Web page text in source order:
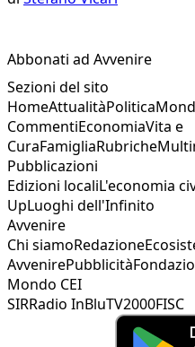
Abbonati ad Avvenire
Sezioni del sito
HomeAttualitàPolitica
CommentiEconomiaVita e
CuraFamigliaRubriche
Pubblicazioni
Edizioni localiL'economia
UpLuoghi dell'Infinito
Avvenire
Chi siamoRedazione
AvvenirePubblicità
Mondo CEI
SIRRadio InBluTV2000FISC